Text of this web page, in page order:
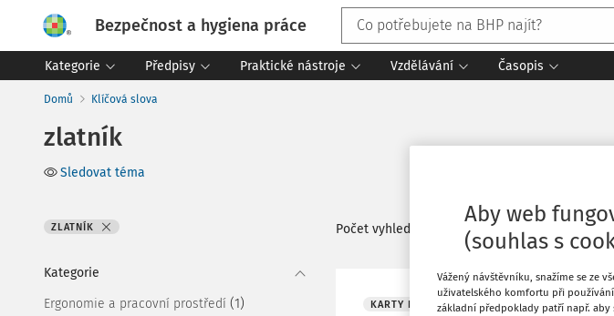
Bezpečnost a hygiena práce
Kategorie Předpisy Praktické nástroje Vzdělávání Časopis
Domů Klíčová slova
zlatník
Sledovat téma
ZLATNÍK
Kategorie
Ergonomie a pracovní prostředí (1)
Počet vyhledaných dokumentů: 1
KARTY BOZP
Aby web
(souhlas s
Vážený návštěvníku, snažíme se ze
uživatelského komfortu při
základní předpoklady patří např.